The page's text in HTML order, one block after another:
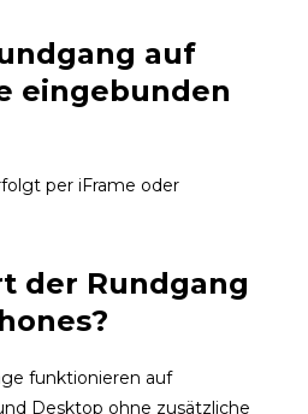
auf
eingebunden
per iFrame oder
der Rundgang
funktionieren auf
Desktop ohne zusätzliche